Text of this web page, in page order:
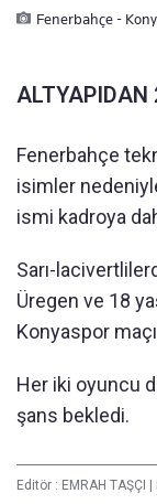
Fenerbahçe -
ALTYAPIDAN
Fenerbahçe
isimler
ismi kadroya
Sarı-
Üregen ve 18
Konyaspor
Her iki oyuncu
şans bekledi.
Editör : EMRAH TAŞÇI